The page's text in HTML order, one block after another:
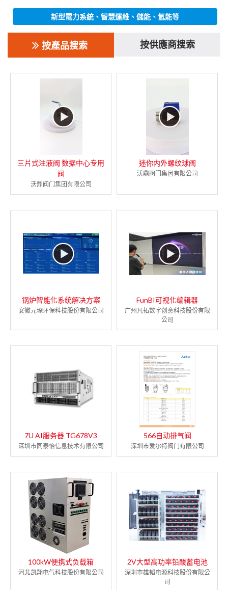
新型電力系統、智慧運維、儲能、氫能等
按產品搜索 按供應商搜索
三片式注液阀 数据中心专用
阀
沃鼎阀门集团有限公司
迷你内外螺纹球阀
沃鼎阀门集团有限公司
锅炉智能化系统解决方案
安徽元琛环保科技股份有限公司
FunBI可视化编辑器
广州凡拓数字创意科技股份有限
公司
7U AI服务器 TG678V3
深圳市同泰怡信息技术有限公司
566自动排气阀
深圳市爱尔特阀门有限公司
100kW便携式负载箱
河北凯翔电气科技股份有限公司
2V大型高功率铅酸蓄电池
深圳市雄韬电源科技股份有限公
司